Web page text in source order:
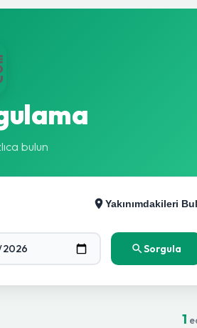
bulun
Yakınımdakileri Bul
Sorgula
1